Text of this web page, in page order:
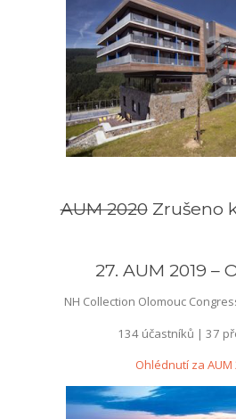
AUM 2020Zrušeno
27. AUM 2019 –
NH Collection Olomouc
134 účastníků | 37
Ohlédnutí za AUM